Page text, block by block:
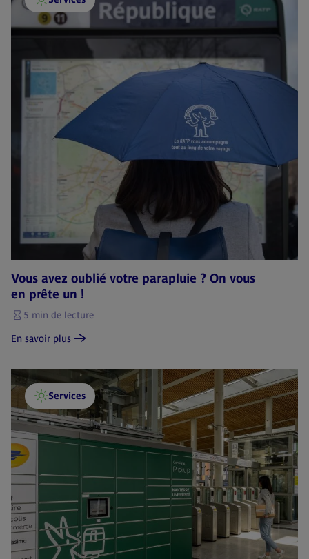
Vous avez oublié votre parapluie ? On vous
en prête un !
5 min de lecture
En savoir plus
Services